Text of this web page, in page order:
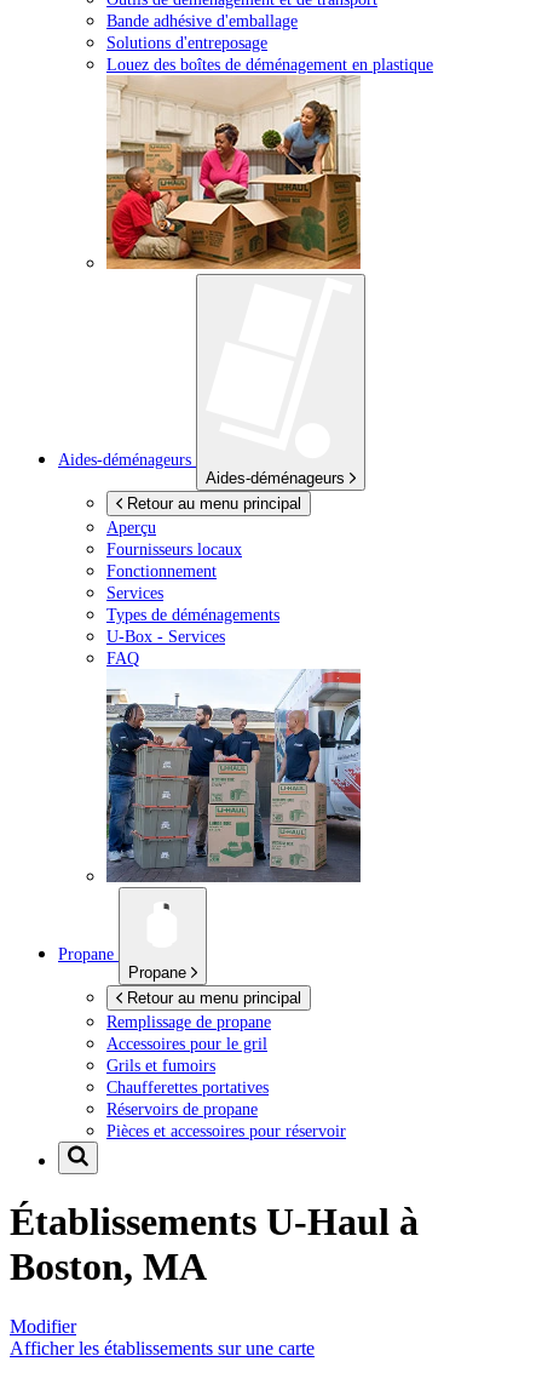
Bande adhésive d'emballage
Solutions d'entreposage
Louez des boîtes de déménagement en plastique
Aides-déménageurs
Aides-déménageurs
Retour au menu principal
Aperçu
Fournisseurs locaux
Fonctionnement
Services
Types de déménagements
U-Box - Services
FAQ
Propane
Propane
Retour au menu principal
Remplissage de propane
Accessoires pour le gril
Grils et fumoirs
Chaufferettes portatives
Réservoirs de propane
Pièces et accessoires pour réservoir
Établissements U-Haul à
Boston, MA
Modifier
Afficher les établissements sur une carte